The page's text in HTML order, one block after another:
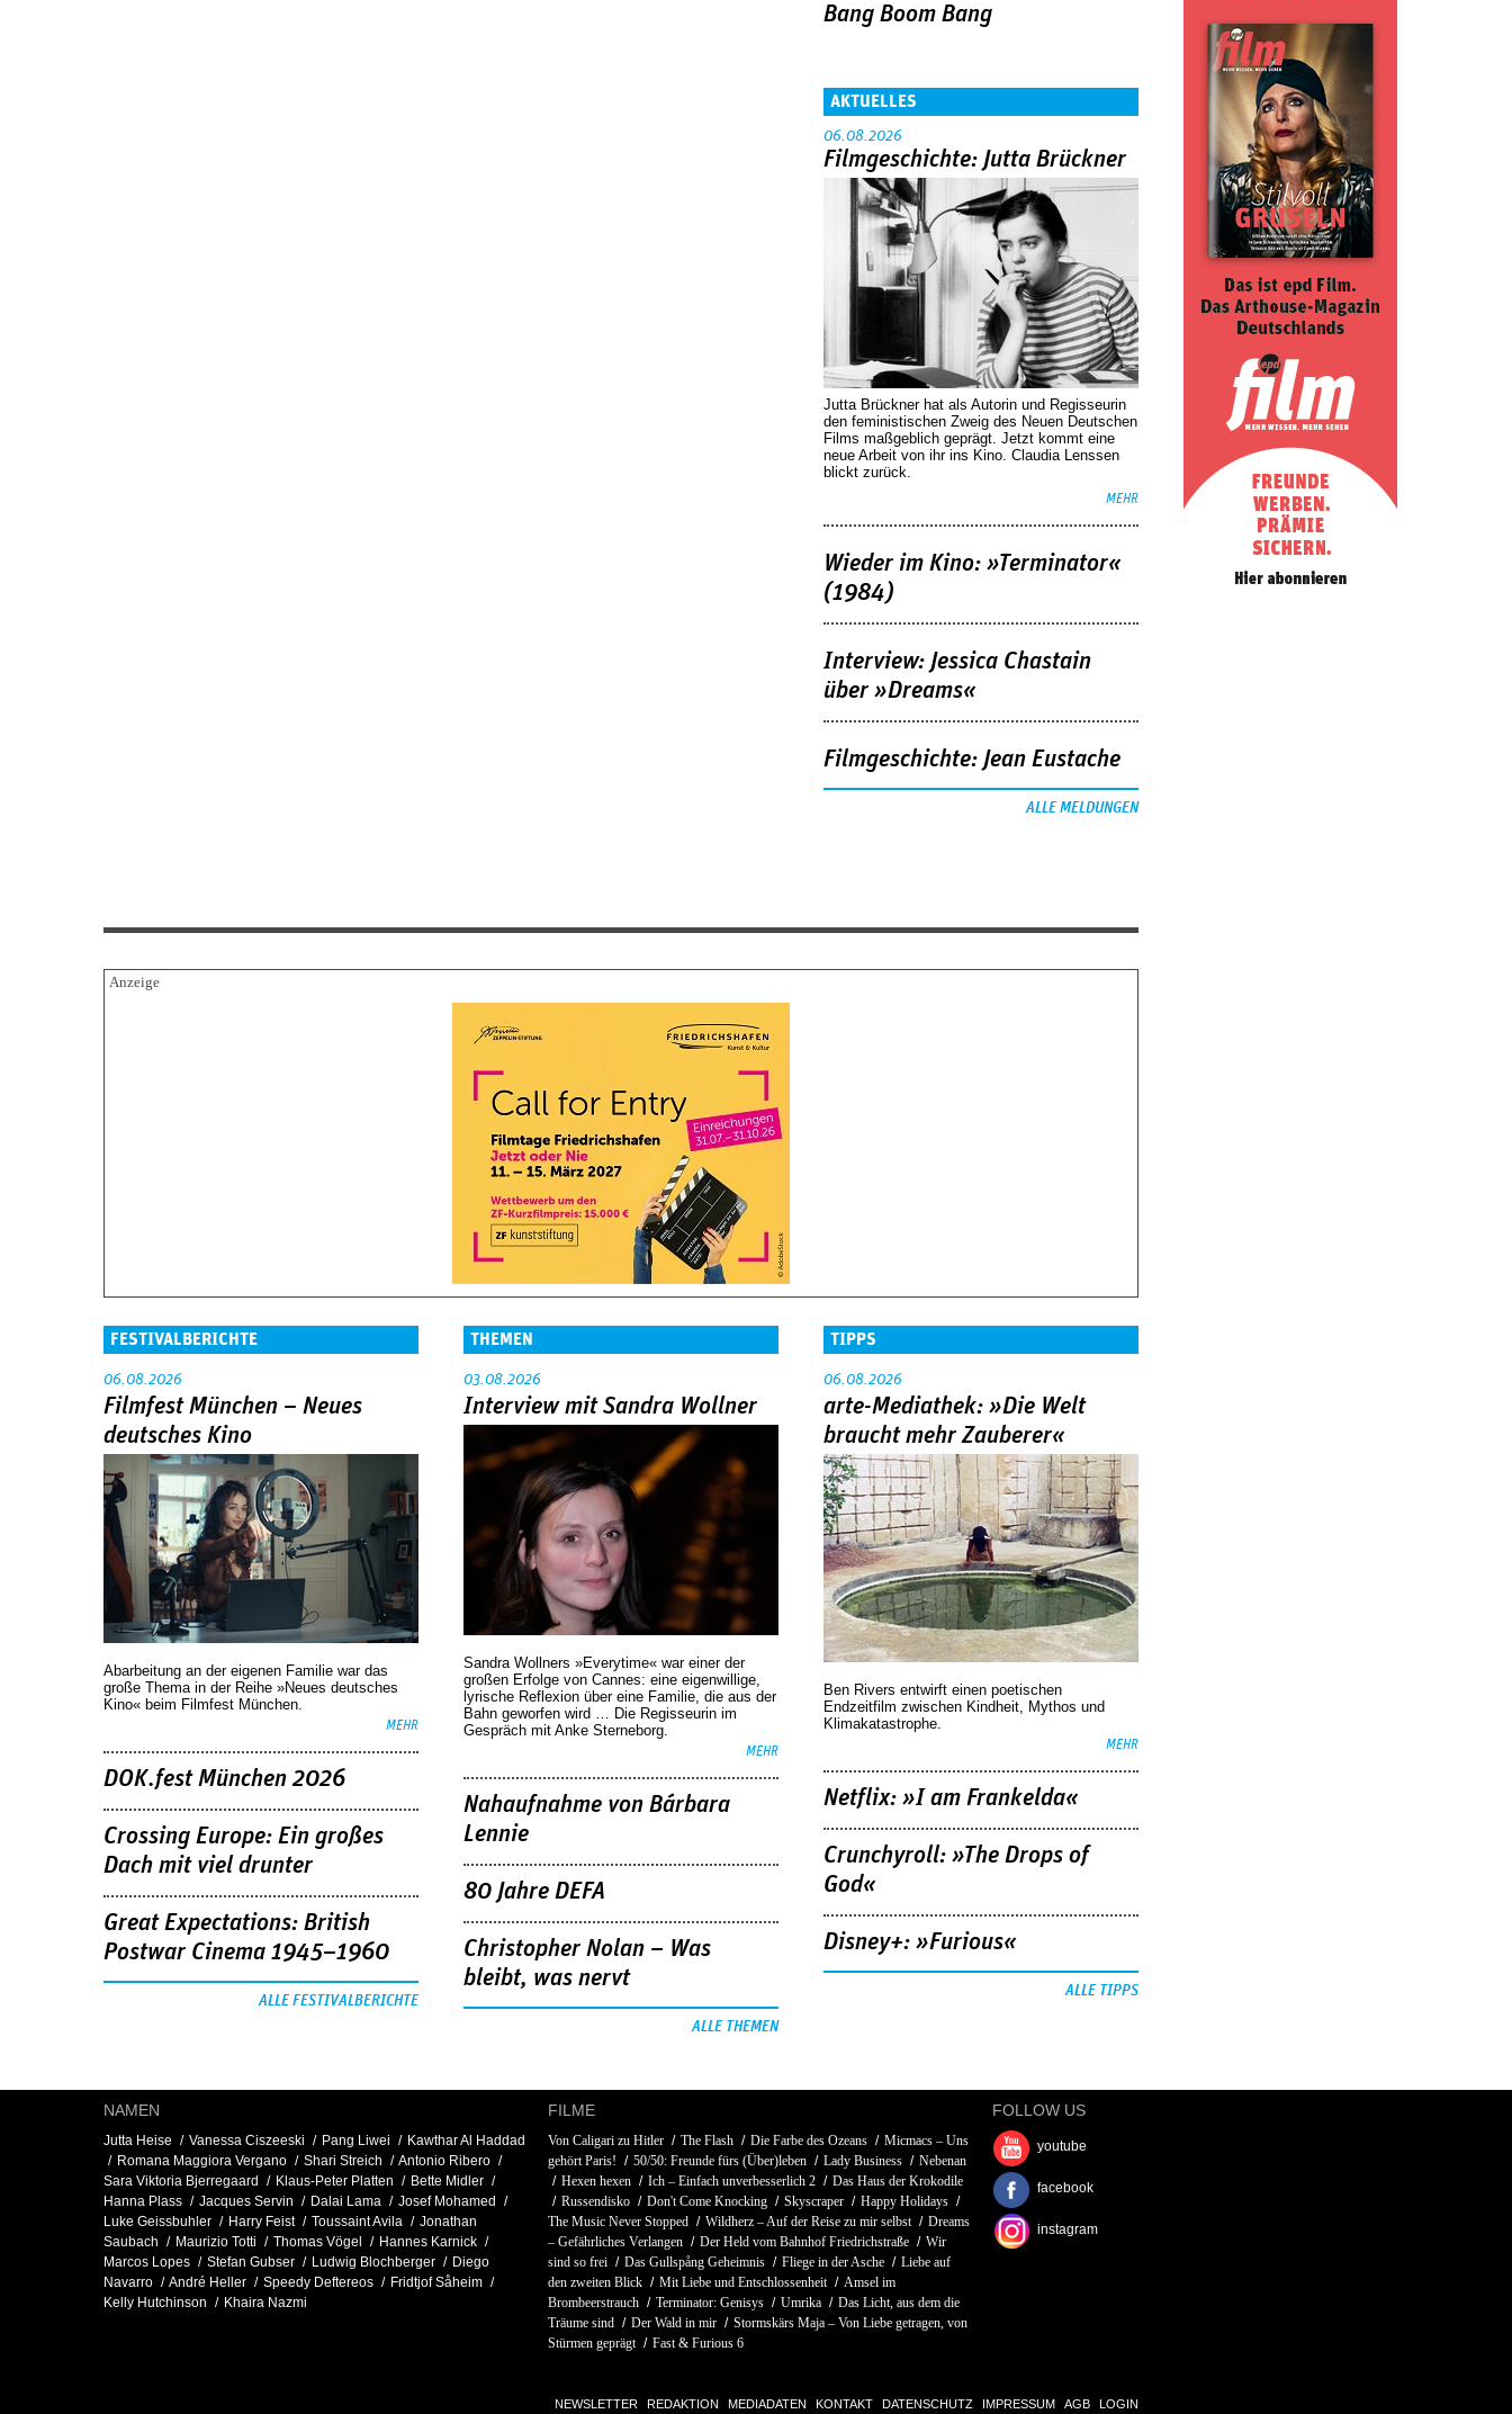
Bang Boom Bang
AKTUELLES
06.08.2026
Filmgeschichte: Jutta Brückner
Jutta Brückner hat als Autorin und Regisseurin
den feministischen Zweig des Neuen Deutschen
Films maßgeblich geprägt. Jetzt kommt eine
neue Arbeit von ihr ins Kino. Claudia Lenssen
blickt zurück.
MEHR
Wieder im Kino: »Terminator«
(1984)
Interview: Jessica Chastain
über »Dreams«
Filmgeschichte: Jean Eustache
ALLE MELDUNGEN
FESTIVALBERICHTE
06.08.2026
Filmfest München – Neues
deutsches Kino
Abarbeitung an der eigenen Familie war das
große Thema in der Reihe »Neues deutsches
Kino« beim Filmfest München.
MEHR
DOK.fest München 2026
Crossing Europe: Ein großes
Dach mit viel drunter
Great Expectations: British
Postwar Cinema 1945–1960
ALLE FESTIVALBERICHTE
THEMEN
03.08.2026
Interview mit Sandra Wollner
Sandra Wollners »Everytime« war einer der
großen Erfolge von Cannes: eine eigenwillige,
lyrische Reflexion über eine ­Familie, die aus der
Bahn geworfen wird … Die Regisseurin im
Gespräch mit Anke Sterneborg.
MEHR
Nahaufnahme von Bárbara
Lennie
80 Jahre DEFA
Christopher Nolan – Was
bleibt, was nervt
ALLE THEMEN
TIPPS
06.08.2026
arte-Mediathek: »Die Welt
braucht mehr Zauberer«
Ben Rivers entwirft einen poetischen
Endzeitfilm zwischen Kindheit, Mythos und
Klimakatastrophe.
MEHR
Netflix: »I am Frankelda«
Crunchyroll: »The Drops of
God«
Disney+: »Furious«
ALLE TIPPS
NAMEN
Jutta Heise Vanessa Ciszeeski Pang Liwei
Kawthar Al Haddad
Romana Maggiora Vergano
Shari Streich
Antonio Ribero
Sara Viktoria Bjerregaard
Klaus-Peter Platten
Bette Midler
Hanna Plass
Jacques Servin Dalai Lama
Josef Mohamed
Luke Geissbuhler
Harry Feist Toussaint Avila
Jonathan
Saubach
Maurizio Totti Thomas Vögel
Hannes Karnick
Marcos Lopes
Stefan Gubser Ludwig Blochberger
Diego
Navarro
André Heller Speedy Deftereos
Fridtjof Såheim
Kelly Hutchinson
Khaira Nazmi
FILME
Von Caligari zu Hitler The Flash Die Farbe des Ozeans
Micmacs – Uns
gehört Paris!
50/50: Freunde fürs (Über)leben Lady Business
Nebenan
Hexen hexen
Ich – Einfach unverbesserlich 2
Das Haus der Krokodile
Russendisko
Don't Come Knocking Skyscraper
Happy Holidays
The Music Never Stopped
Wildherz – Auf der Reise zu mir selbst
Dreams
– Gefährliches Verlangen
Der Held vom Bahnhof Friedrichstraße
Wir
sind so frei
Das Gullspång Geheimnis Fliege in der Asche
Liebe auf
den zweiten Blick
Mit Liebe und Entschlossenheit
Amsel im
Brombeerstrauch
Terminator: Genisys Umrika
Das Licht, aus dem die
Träume sind
Der Wald in mir
Stormskärs Maja – Von Liebe getragen, von
Stürmen geprägt
Fast & Furious 6
FOLLOW US
youtube
facebook
instagram
NEWSLETTER REDAKTION MEDIADATEN KONTAKT DATENSCHUTZ IMPRESSUM AGB LOGIN